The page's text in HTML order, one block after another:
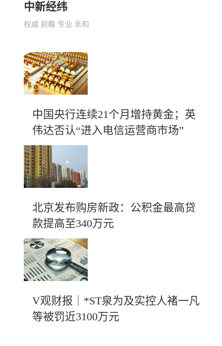
中新经纬
权威 前瞻 专业 亲和
中国央行连续21个月增持黄金；英
伟达否认“进入电信运营商市场”
北京发布购房新政：公积金最高贷
款提高至340万元
V观财报｜*ST泉为及实控人褚一凡
等被罚近3100万元